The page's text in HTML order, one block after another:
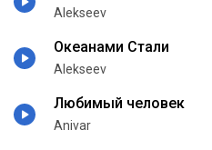
Alekseev
Океанами Стали
Alekseev
Любимый человек
Anivar